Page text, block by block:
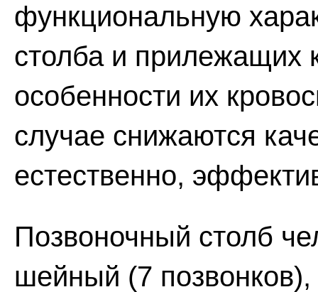
функциональную
столба и прилежащих
особенности их
случае снижаются
естественно,
Позвоночный столб
шейный (7 позвонков),